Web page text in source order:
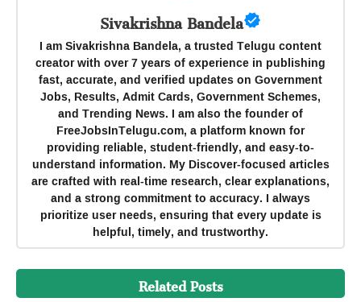
Sivakrishna Bandela
I am Sivakrishna Bandela, a trusted Telugu content
creator with over 7 years of experience in publishing
fast, accurate, and verified updates on Government
Jobs, Results, Admit Cards, Government Schemes,
and Trending News. I am also the founder of
FreeJobsInTelugu.com, a platform known for
providing reliable, student-friendly, and easy-to-
understand information. My Discover-focused articles
are crafted with real-time research, clear explanations,
and a strong commitment to accuracy. I always
prioritize user needs, ensuring that every update is
helpful, timely, and trustworthy.
Related Posts